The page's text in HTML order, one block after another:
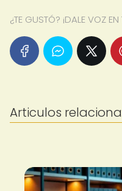
¿TE GUSTÓ? ¡DALE VOZ EN
Articulos